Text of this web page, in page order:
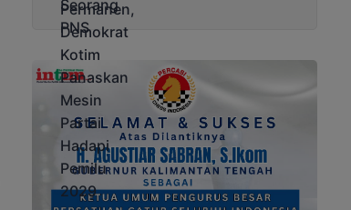
Hadapi Pemilu 2029